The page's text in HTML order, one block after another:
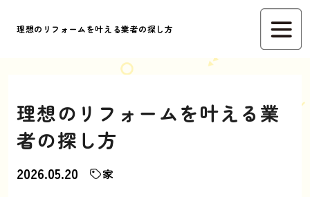
理想のリフォームを叶える業者の探し方
理想のリフォームを叶える業
者の探し方
2026.05.20 家